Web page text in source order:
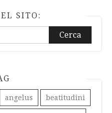
SITO:
angelus beatitudini